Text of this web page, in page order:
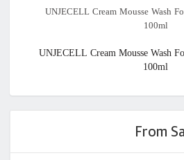
available
UNJECELL Cream Mousse Wash
100ml
UNJECELL Cream Mousse Wash
100ml
From